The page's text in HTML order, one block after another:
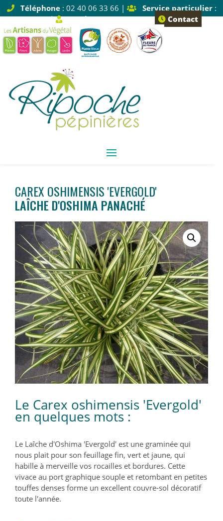
Téléphone: 02 40 06 33 66 | Service particulier:
Tapez 1 |
Service pro: Tapez 2 Contact
CAREX OSHIMENSIS 'EVERGOLD'
LAÎCHE D'OSHIMA PANACHÉ
Le Carex oshimensis 'Evergold'
en quelques mots :
Le Laîche d'Oshima 'Evergold' est une graminée qui
nous plait pour son feuillage fin, vert et jaune, qui
habille à merveille vos rocailles et bordures. Cette
vivace au port graphique souple et retombant en petites
touffes denses forme un excellent couvre-sol décoratif
toute l'année.